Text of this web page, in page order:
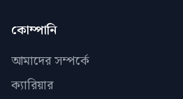
কোম্পানি
আমাদের সম্পর্কে
ক্যারিয়ার